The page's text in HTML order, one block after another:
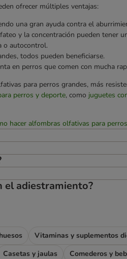
ofrecer múltiples ventajas:
una gran ayuda contra el
y la concentración pueden tener
o autocontrol.
todos pueden beneficiarse.
en perros que comen con mucha
para perros grandes, más
perros y deporte, como juguetes
hacer alfombras olfativas para
el adiestramiento?
Casetas y jaulas Comederos y